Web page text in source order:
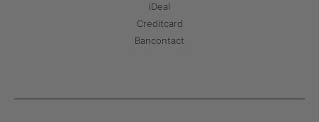
iDeal
Creditcard
Bancontact